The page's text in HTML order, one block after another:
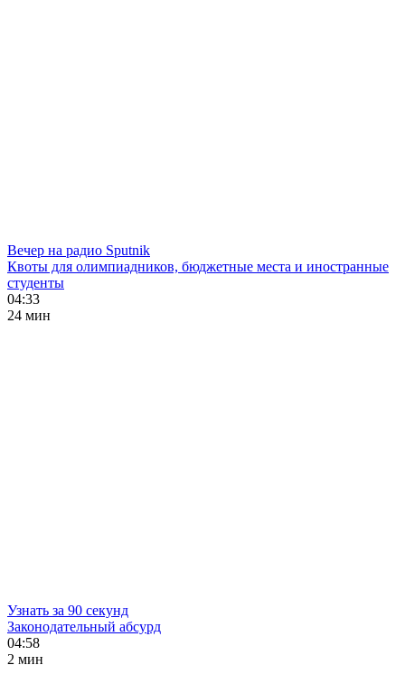
Вечер на радио Sputnik
Квоты для олимпиадников, бюджетные места и иностранные
студенты
04:33
24 мин
Узнать за 90 секунд
Законодательный абсурд
04:58
2 мин